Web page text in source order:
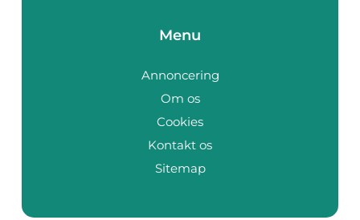
Menu
Annoncering
Om os
Cookies
Kontakt os
Sitemap